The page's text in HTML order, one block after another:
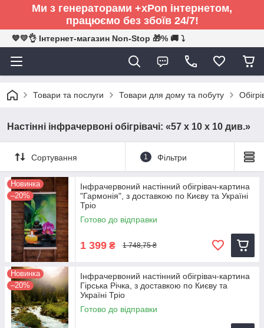
Ми з генераторами +xPon інтернетом,
працюємо без збоїв 24/7!
💙💛👌 Інтернет-магазин Non-Stop 🎁% 🚚 ⤵
Товари та послуги Товари для дому та побуту
Настінні інфрачервоні обігрівачі: «57 х 10 х 10 див.»
Сортування 1 Фільтри
Новинка
–20%
Інфрачервоний настінний обігрівач-картина
"Гармонія", з доставкою по Києву та Україні
Тріо
Готово до відправки
1 399 ₴ 1 748,75 ₴
Новинка
–20%
Інфрачервоний настінний обігрівач-картина
Гірська Річка, з доставкою по Києву та
Україні Тріо
Готово до відправки